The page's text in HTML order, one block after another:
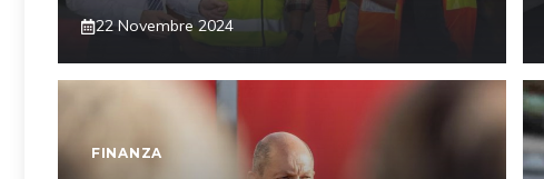
22 Novembre 2024
FINANZA